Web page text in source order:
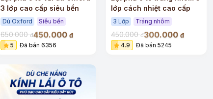
3 lớp cao cấp siêu bền
Dù Oxford Siêu bền
650.000đ450.000 đ
5
Đã bán 6356
lớp cách nhiệt cao cấp
3 Lớp Tráng nhôm
450.000đ300.000 đ
4.9
Đã bán 5245